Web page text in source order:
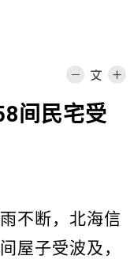
间民宅受
不断，北海信
屋子受波及，